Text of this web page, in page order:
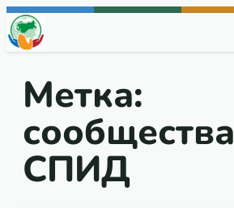
Перейти к содержимому
Метка:
сообщества
СПИД